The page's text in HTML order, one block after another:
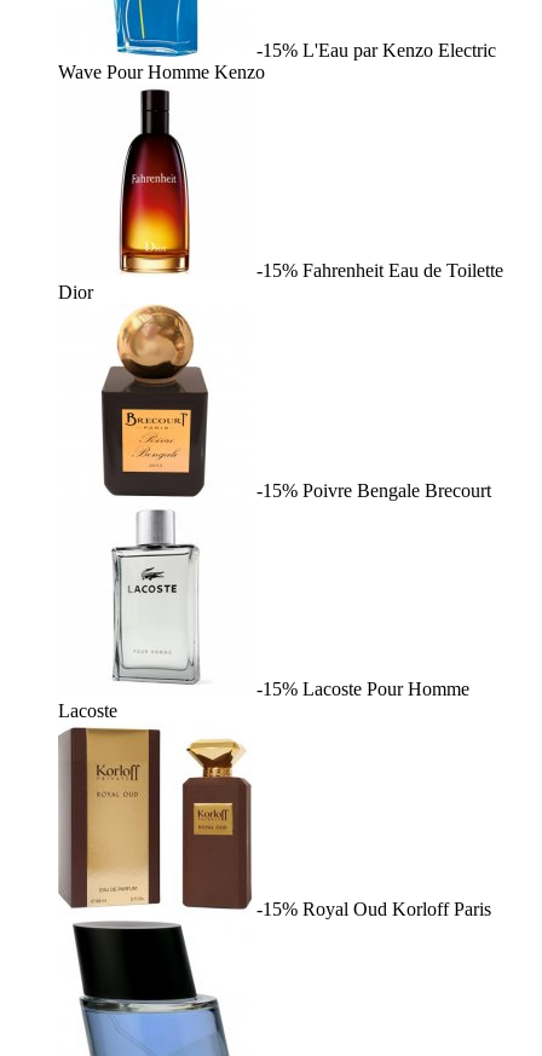
-15% L'Eau par Kenzo Electric
Wave Pour Homme Kenzo
-15% Fahrenheit Eau de Toilette
Dior
-15% Poivre Bengale Brecourt
-15% Lacoste Pour Homme
Lacoste
-15% Royal Oud Korloff Paris